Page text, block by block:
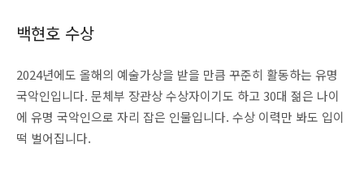
백현호 수상
2024년에도 올해의 예술가상을 받을 만큼 꾸준히 활동하는 유명
국악인입니다. 문체부 장관상 수상자이기도 하고 30대 젊은 나이
에 유명 국악인으로 자리 잡은 인물입니다. 수상 이력만 봐도 입이
떡 벌어집니다.